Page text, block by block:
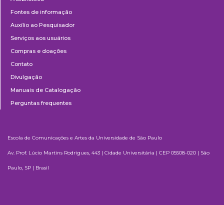
Fontes de informação
Auxílio ao Pesquisador
Serviços aos usuários
Compras e doações
Contato
Divulgação
Manuais de Catalogação
Perguntas frequentes
Escola de Comunicações e Artes da Universidade de São Paulo
Av. Prof. Lúcio Martins Rodrigues, 443 | Cidade Universitária | CEP 05508-020 | São
Paulo, SP | Brasil